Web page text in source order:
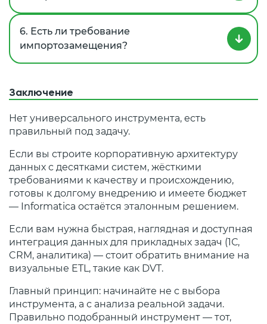
6. Есть ли требование
импортозамещения?
Заключение
Нет универсального инструмента, есть
правильный под задачу.
Если вы строите корпоративную архитектуру
данных с десятками систем, жёсткими
требованиями к качеству и происхождению,
готовы к долгому внедрению и имеете бюджет
— Informatica остаётся эталонным решением.
Если вам нужна быстрая, наглядная и доступная
интеграция данных для прикладных задач (1С,
CRM, аналитика) — стоит обратить внимание на
визуальные ETL, такие как DVT.
Главный принцип: начинайте не с выбора
инструмента, а с анализа реальной задачи.
Правильно подобранный инструмент — тот,